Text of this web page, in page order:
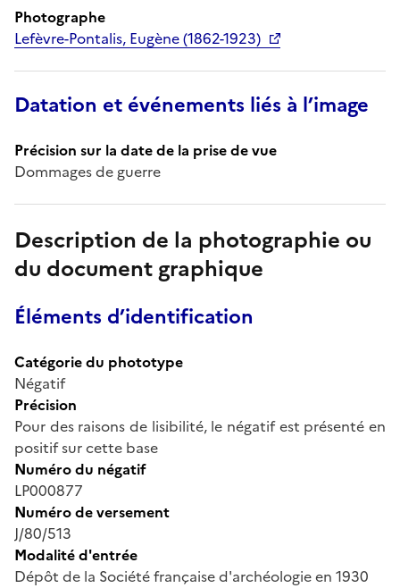
Photographe
Lefèvre-Pontalis, Eugène (1862-1923)
Datation et événements liés à l’image
Précision sur la date de la prise de vue
Dommages de guerre
Description de la photographie ou
du document graphique
Éléments d’identification
Catégorie du phototype
Négatif
Précision
Pour des raisons de lisibilité, le négatif est présenté en
positif sur cette base
Numéro du négatif
LP000877
Numéro de versement
J/80/513
Modalité d'entrée
Dépôt de la Société française d'archéologie en 1930